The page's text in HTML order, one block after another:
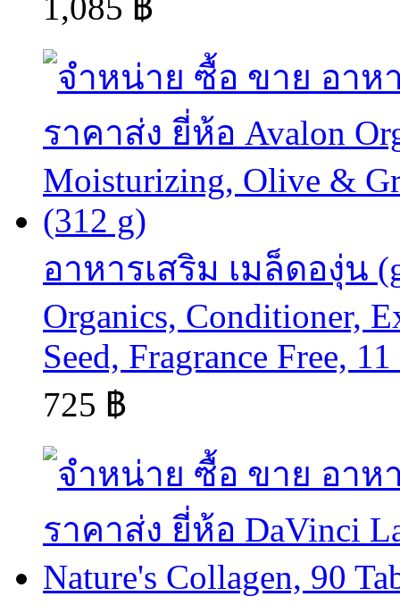
1,085 ฿
อาหารเสริม เมล็ดองุ่น
Organics, Conditioner,
Seed, Fragrance Free,
725 ฿